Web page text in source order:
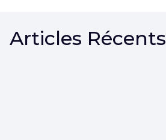
Articles Récents